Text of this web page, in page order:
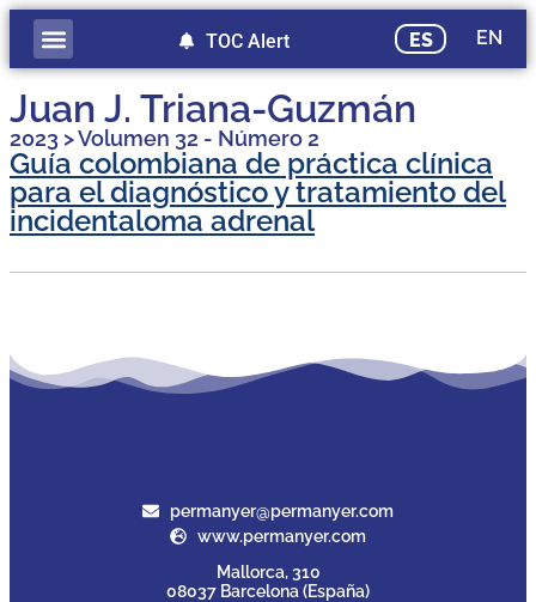
ES EN
TOC Alert
Juan J. Triana-Guzmán
2023 >Volumen 32 - Número 2
Guía colombiana de práctica clínica
para el diagnóstico y tratamiento del
incidentaloma adrenal
permanyer@permanyer.com
www.permanyer.com
Mallorca, 310
08037 Barcelona (España)